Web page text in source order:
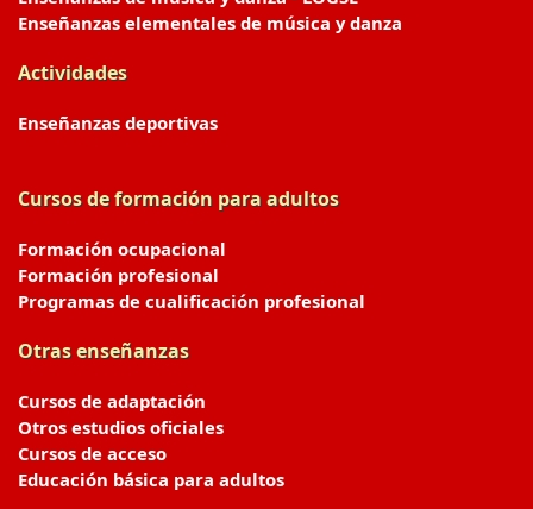
Enseñanzas elementales de música y danza
Actividades
Enseñanzas deportivas
Cursos de formación para adultos
Formación ocupacional
Formación profesional
Programas de cualificación profesional
Otras enseñanzas
Cursos de adaptación
Otros estudios oficiales
Cursos de acceso
Educación básica para adultos